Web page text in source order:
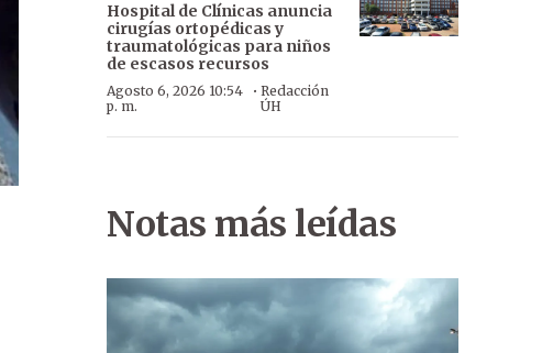
Hospital de Clínicas anuncia
cirugías ortopédicas y
traumatológicas para niños
de escasos recursos
Agosto 6, 2026 10:54
p. m.
· Redacción
ÚH
Notas más leídas